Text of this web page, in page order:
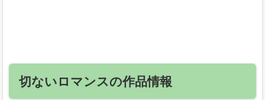
切ないロマンスの作品情報